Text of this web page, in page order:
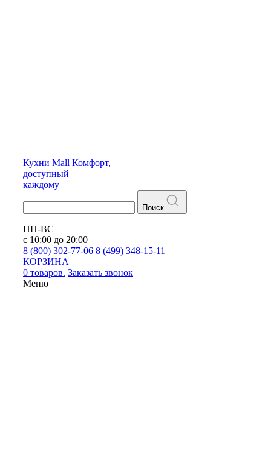
Кухни Mall Комфорт,
доступный
каждому
Поиск
ПН-ВС
с 10:00 до 20:00
8 (800) 302-77-06 8 (499) 348-15-11
КОРЗИНА
0 товаров. Заказать звонок
Меню